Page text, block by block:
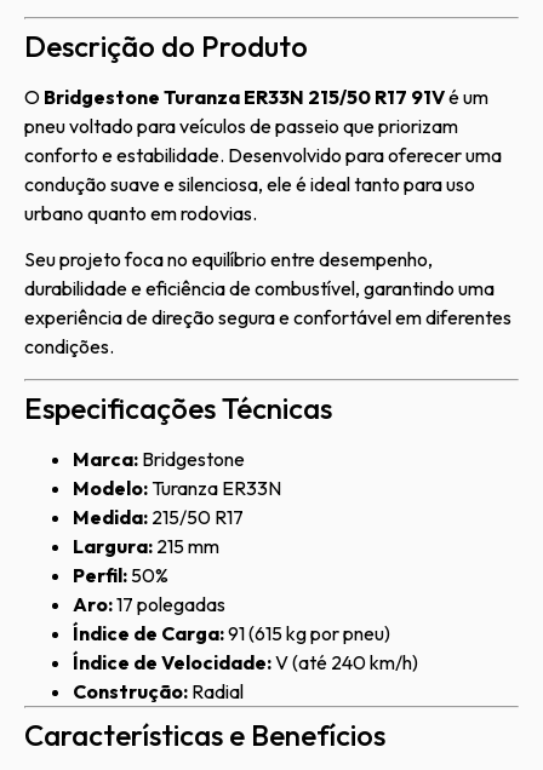
Descrição do Produto
O Bridgestone Turanza ER33N 215/50 R17 91Vé um
pneu voltado para veículos de passeio que priorizam
conforto e estabilidade. Desenvolvido para oferecer uma
condução suave e silenciosa, ele é ideal tanto para uso
urbano quanto em rodovias.
Seu projeto foca no equilíbrio entre desempenho,
durabilidade e eficiência de combustível, garantindo uma
experiência de direção segura e confortável em diferentes
condições.
Especificações Técnicas
Marca: Bridgestone
Modelo:Turanza ER33N
Medida: 215/50 R17
Largura: 215 mm
Perfil: 50%
Aro:17 polegadas
Índice de Carga:91 (615 kg por pneu)
Índice de Velocidade:V (até 240 km/h)
Construção: Radial
Características e Benefícios